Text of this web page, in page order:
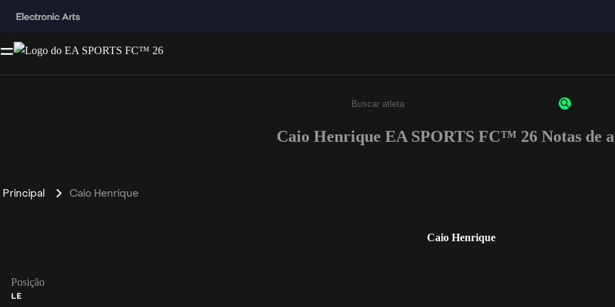
Insira pelo menos 3 caracteres ou números
Caio Henrique EA SPORTS FC™ 26 Notas de
Principal Caio Henrique
Caio Henrique
Posição
LE